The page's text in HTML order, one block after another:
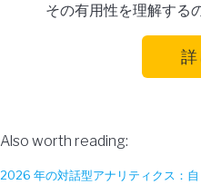
その有用性を理解する
詳
Also worth reading:
2026 年の対話型アナリティクス：自